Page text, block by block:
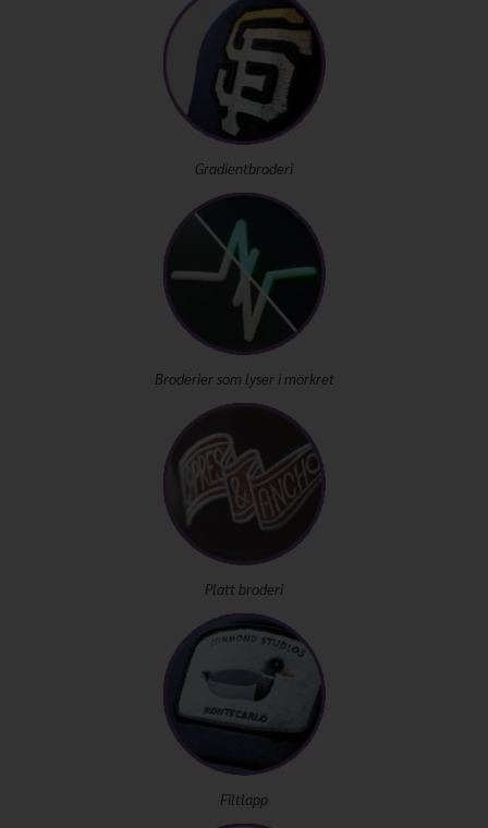
Gradientbroderi
Broderier som lyser i mörkret
Platt broderi
Filtlapp